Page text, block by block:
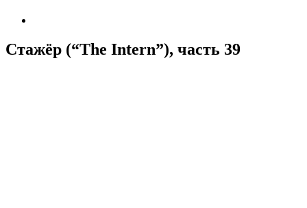
Стажёр (“The Intern”), часть 39